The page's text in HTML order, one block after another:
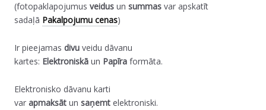
(fotopaklapojumusveidus unsummas var apskatīt
sadaļā Pakalpojumu cenas)
Ir pieejamasdivu veidu dāvanu
kartes: Elektroniskā un Papīra formāta.
Elektronisko dāvanu karti
varapmaksāt unsaņemt elektroniski.